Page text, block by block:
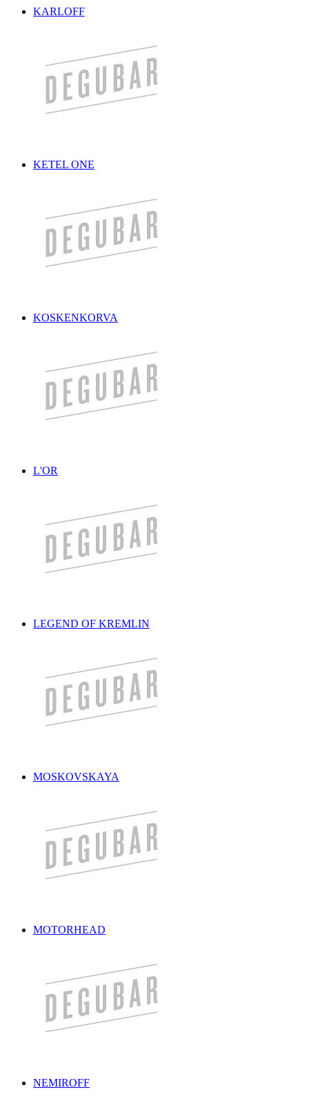
KARLOFF
KETEL ONE
KOSKENKORVA
L'OR
LEGEND OF KREMLIN
MOSKOVSKAYA
MOTORHEAD
NEMIROFF